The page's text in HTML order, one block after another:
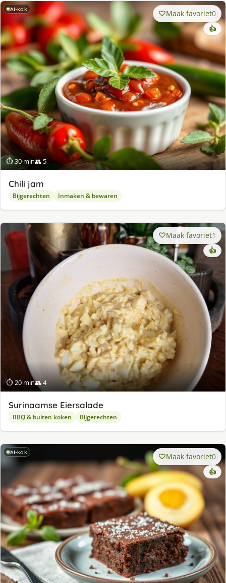
AI-kok
⏱ 30 min👥 5
Maak favoriet0
👍
Chili jam
Bijgerechten Inmaken & bewaren
⏱ 20 min👥 4
Maak favoriet1
👍
Surinaamse Eiersalade
BBQ & buiten koken Bijgerechten
AI-kok Maak favoriet0
👍